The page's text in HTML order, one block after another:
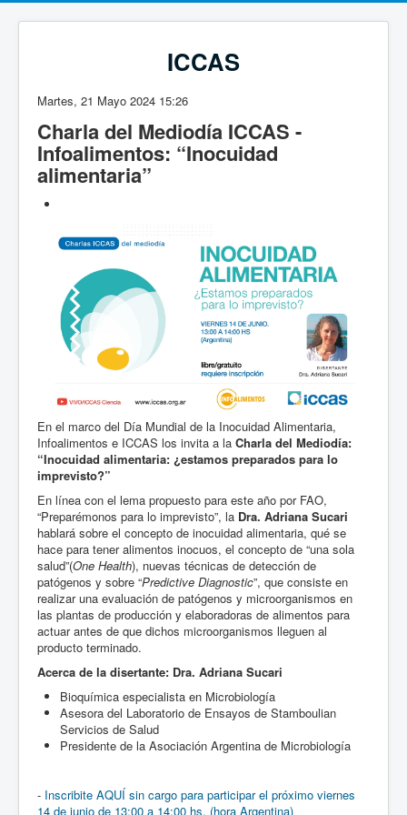
ICCAS
Martes, 21 Mayo 2024 15:26
Charla del Mediodía ICCAS -
Infoalimentos: “Inocuidad
alimentaria”
En el marco del Día Mundial de la Inocuidad Alimentaria,
Infoalimentos e ICCAS los invita a la Charla del Mediodía:
“Inocuidad alimentaria: ¿estamos preparados para lo
imprevisto?”
En línea con el lema propuesto para este año por FAO,
“Preparémonos para lo imprevisto”, la Dra. Adriana Sucari
hablará sobre el concepto de inocuidad alimentaria, qué se
hace para tener alimentos inocuos, el concepto de “una sola
salud”(One Health), nuevas técnicas de detección de
patógenos y sobre “Predictive Diagnostic”, que consiste en
realizar una evaluación de patógenos y microorganismos en
las plantas de producción y elaboradoras de alimentos para
actuar antes de que dichos microorganismos lleguen al
producto terminado.
Acerca de la disertante: Dra. Adriana Sucari
Bioquímica especialista en Microbiología
Asesora del Laboratorio de Ensayos de Stamboulian
Servicios de Salud
Presidente de la Asociación Argentina de Microbiología
- Inscribite AQUÍ sin cargo para participar el próximo viernes
14 de junio de 13:00 a 14:00 hs. (hora Argentina)